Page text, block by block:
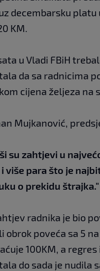
decembarsku
KM.
u Vladi FBiH
da sa radnicima
cijena željeza na
Mujkanović,
su zahtjevi u
i više para što je
o prekidu štrajka."
radnika je bio
obrok poveća sa 5
100KM, a
do sada je nudila